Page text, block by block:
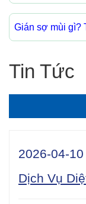
Gián sợ mùi gì?
Tin Tức
2026-04-10